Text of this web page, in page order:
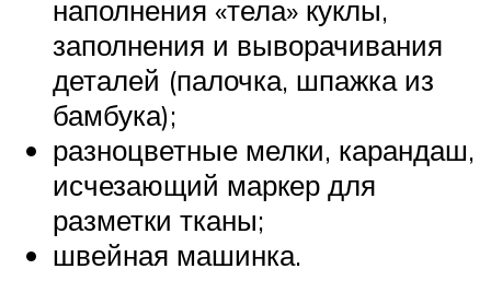
наполнения «тела» куклы,
заполнения и выворачивания
деталей (палочка, шпажка из
бамбука);
разноцветные мелки, карандаш,
исчезающий маркер для
разметки тканы;
швейная машинка.